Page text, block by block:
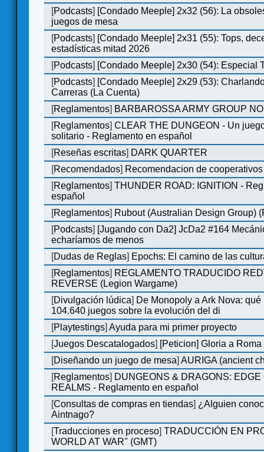
[Podcasts] [Condado Meeple] 2x32 (56): La
juegos de mesa
[Podcasts] [Condado Meeple] 2x31 (55): Tops,
estadísticas mitad 2026
[Podcasts] [Condado Meeple] 2x30 (54): Especial
[Podcasts] [Condado Meeple] 2x29 (53):
Carreras (La Cuenta)
[Reglamentos] BARBAROSSA ARMY GROUP
[Reglamentos]CLEAR THE DUNGEON - Un
solitario - Reglamento en español
[Reseñas escritas] DARK QUARTER
[Recomendados] Recomendacion de
[Reglamentos]THUNDER ROAD: IGNITION -
español
[Reglamentos] Rubout (Australian Design Group)
[Podcasts] [Jugando con Da2] JcDa2 #164
echaríamos de menos
[Dudas de Reglas] Epochs: El camino de las
[Reglamentos] REGLAMENTO TRADUCIDO
REVERSE (Legion Wargame)
[Divulgación lúdica] De Monopoly a Ark Nova:
104.640 juegos sobre la evolución del di
[Playtestings]Ayuda para mi primer proyecto
[Juegos Descatalogados] [Peticion] Gloria a Roma
[Diseñando un juego de mesa]AURIGA (ancient
[Reglamentos] DUNGEONS & DRAGONS: EDGE
REALMS - Reglamento en español
[Consultas de compras en tiendas] ¿Alguien
Aintnago?
[Traducciones en proceso]TRADUCCIÓN EN
WORLD AT WAR" (GMT)